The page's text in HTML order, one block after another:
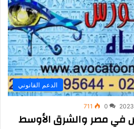
الدعم القانوني
0
711
في مصر والشرق الأوسط